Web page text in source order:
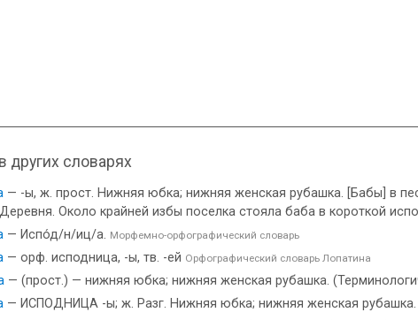
других словарях
— -ы, ж. прост. Нижняя юбка; нижняя женская рубашка. [Бабы] в
Около крайней избы поселка стояла баба в короткой
— Испо́д/н/иц/а. Морфемно-орфографический словарь
— орф. исподница, -ы, тв. -ей Орфографический словарь Лопатина
— (прост.) — нижняя юбка; нижняя женская рубашка.
— ИСПОДНИЦА -ы; ж. Разг. Нижняя юбка; нижняя женская рубашка.